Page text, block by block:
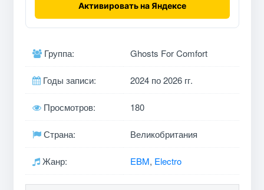
Активировать на Яндексе
Группа: Ghosts For Comfort
Годы записи: 2024 по 2026 гг.
Просмотров: 180
Страна: Великобритания
Жанр: EBM, Electro